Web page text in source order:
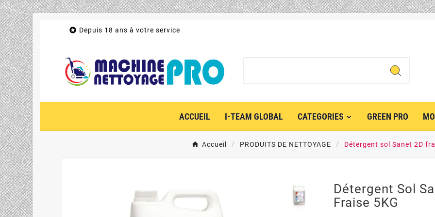
 Depuis 18 ans à votre service
ACCUEIL I-TEAM GLOBAL CATEGORIES GREEN PRO
Accueil PRODUITS DE NETTOYAGE Détergent sol Sanet 2D
Détergent Sol
Fraise 5KG